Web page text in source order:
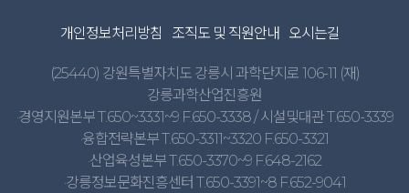
개인정보처리방침 조직도 및 직원안내 오시는길
(25440) 강원특별자치도 강릉시 과학단지로 106-11 (재)
강릉과학산업진흥원
·경영지원본부 T.650~3331~9 F.650-3338 / 시설및대관 T.650-3339
·융합전략본부 T.650-3311~3320 F.650-3321
·산업육성본부 T.650-3370~9 F.648-2162
·강릉정보문화진흥센터 T.650-3391~8 F.652-9041